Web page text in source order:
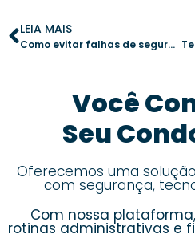
LEIA MAIS
Como evitar falhas de segurança nas áreas de lazer do condomínio
Você
Seu
Oferecemos uma
com segurança,
Com nossa
rotinas administrativas e